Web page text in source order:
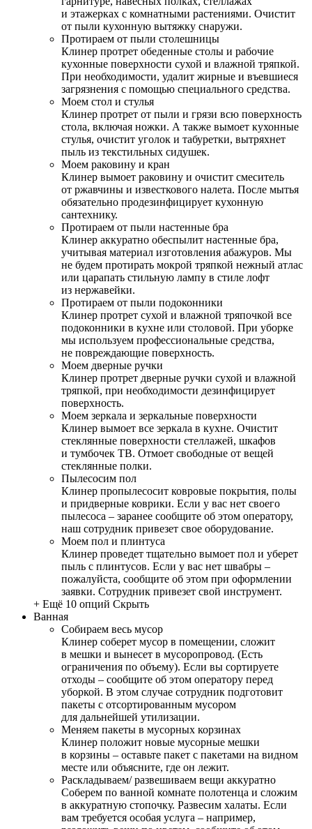
и этажерках с комнатными растениями. Очистит
от пыли кухонную вытяжку снаружи.
Протираем от пыли столешницы
Клинер протрет обеденные столы и рабочие
кухонные поверхности сухой и влажной тряпкой.
При необходимости, удалит жирные и въевшиеся
загрязнения с помощью специального средства.
Моем стол и стулья
Клинер протрет от пыли и грязи всю поверхность
стола, включая ножки. А также вымоет кухонные
стулья, очистит уголок и табуретки, вытряхнет
пыль из текстильных сидушек.
Моем раковину и кран
Клинер вымоет раковину и очистит смеситель
от ржавчины и известкового налета. После мытья
обязательно продезинфицирует кухонную
сантехнику.
Протираем от пыли настенные бра
Клинер аккуратно обеспылит настенные бра,
учитывая материал изготовления абажуров. Мы
не будем протирать мокрой тряпкой нежный атлас
или царапать стильную лампу в стиле лофт
из нержавейки.
Протираем от пыли подоконники
Клинер протрет сухой и влажной тряпочкой все
подоконники в кухне или столовой. При уборке
мы используем профессиональные средства,
не повреждающие поверхность.
Моем дверные ручки
Клинер протрет дверные ручки сухой и влажной
тряпкой, при необходимости дезинфицирует
поверхность.
Моем зеркала и зеркальные поверхности
Клинер вымоет все зеркала в кухне. Очистит
стеклянные поверхности стеллажей, шкафов
и тумбочек ТВ. Отмоет свободные от вещей
стеклянные полки.
Пылесосим пол
Клинер пропылесосит ковровые покрытия, полы
и придверные коврики. Если у вас нет своего
пылесоса – заранее сообщите об этом оператору,
наш сотрудник привезет свое оборудование.
Моем пол и плинтуса
Клинер проведет тщательно вымоет пол и уберет
пыль с плинтусов. Если у вас нет швабры –
пожалуйста, сообщите об этом при оформлении
заявки. Сотрудник привезет свой инструмент.
+ Ещё 10 опций Скрыть
Ванная
Собираем весь мусор
Клинер соберет мусор в помещении, сложит
в мешки и вынесет в мусоропровод. (Есть
ограничения по объему). Если вы сортируете
отходы – сообщите об этом оператору перед
уборкой. В этом случае сотрудник подготовит
пакеты с отсортированным мусором
для дальнейшей утилизации.
Меняем пакеты в мусорных корзинах
Клинер положит новые мусорные мешки
в корзины – оставьте пакет с пакетами на видном
месте или объясните, где он лежит.
Раскладываем/ развешиваем вещи аккуратно
Соберем по ванной комнате полотенца и сложим
в аккуратную стопочку. Развесим халаты. Если
вам требуется особая услуга – например,